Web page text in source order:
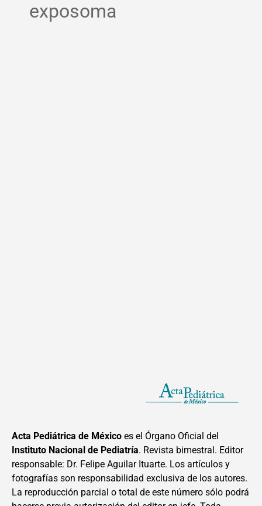
exposoma
Acta Pediátrica de México es el Órgano Oficial del
Instituto Nacional de Pediatría. Revista bimestral. Editor
responsable: Dr. Felipe Aguilar Ituarte. Los artículos y
fotografías son responsabilidad exclusiva de los autores.
La reproducción parcial o total de este número sólo podrá